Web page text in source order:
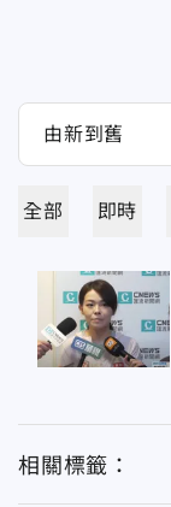
全部 即時
相關標籤：